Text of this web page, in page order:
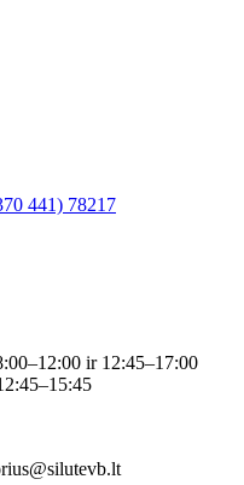
441) 78217
ir 12:45–17:00